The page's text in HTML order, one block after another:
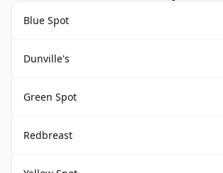
Blue Spot
Dunville's
Green Spot
Redbreast